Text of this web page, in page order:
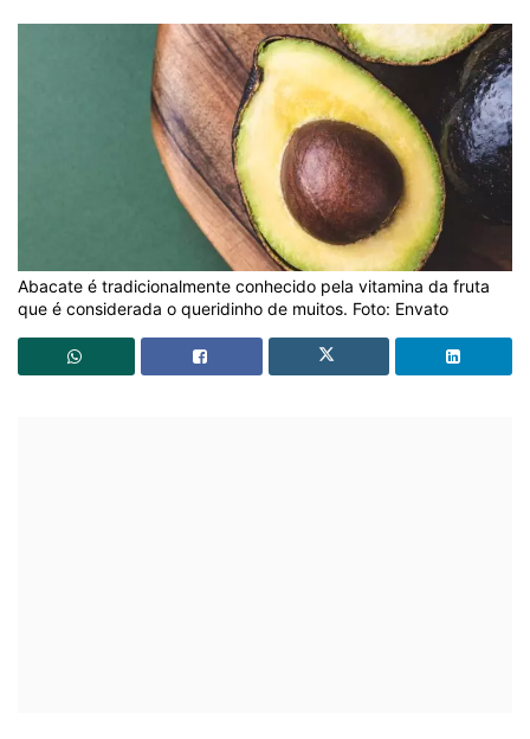
Abacate é tradicionalmente conhecido pela vitamina da fruta
que é considerada o queridinho de muitos. Foto: Envato